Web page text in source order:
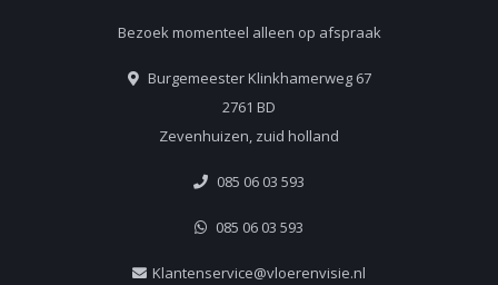
Bezoek momenteel alleen op afspraak
Burgemeester Klinkhamerweg 67
2761 BD
Zevenhuizen, zuid holland
085 06 03 593
085 06 03 593
Klantenservice@vloerenvisie.nl